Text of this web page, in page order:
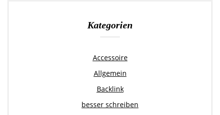
Kategorien
Accessoire
Allgemein
Backlink
besser schreiben